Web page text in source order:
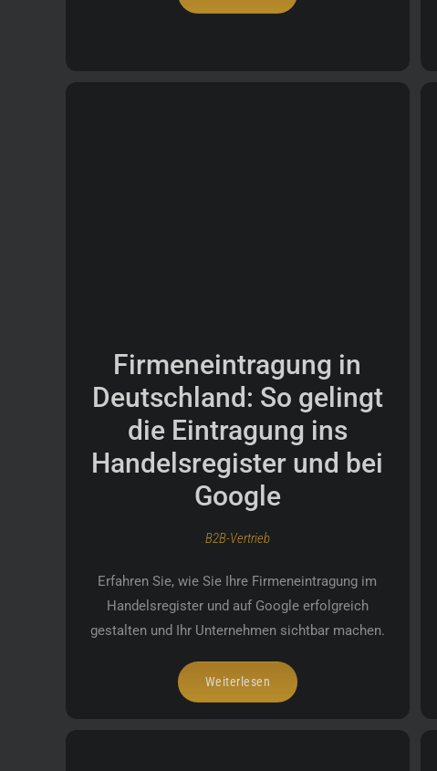
Firmeneintragung in
Deutschland: So gelingt
die Eintragung ins
Handelsregister und bei
Google
B2B-Vertrieb
Erfahren Sie, wie Sie Ihre Firmeneintragung im
Handelsregister und auf Google erfolgreich
gestalten und Ihr Unternehmen sichtbar machen.
Weiterlesen